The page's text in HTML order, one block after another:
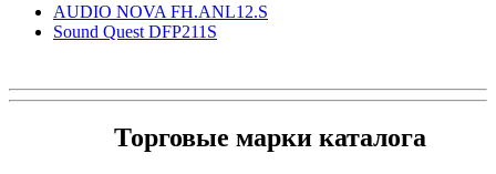
AUDIO NOVA FH.ANL12.S
Sound Quest DFP211S
Торговые марки каталога